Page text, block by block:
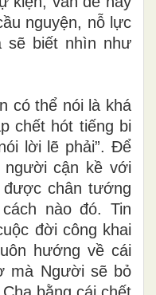
nguyện, nỗ lực
sẽ biết nhìn như
có thể nói là khá
chết hót tiếng bi
lời lẽ phải”. Để
cận kề với
chân tướng
nào đó. Tin
đời công khai
hướng về cái
mà Người sẽ bỏ
bằng cái chết